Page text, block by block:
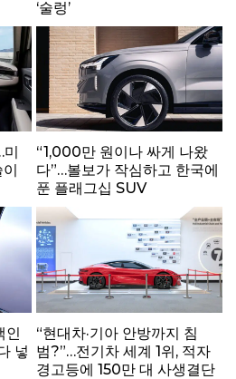
‘술렁’
“1,000만 원이나 싸게 나왔
다”…볼보가 작심하고 한국에
푼 플래그십 SUV
인
넣
“현대차·기아 안방까지 침
범?”…전기차 세계 1위, 적자
경고등에 150만 대 사생결단